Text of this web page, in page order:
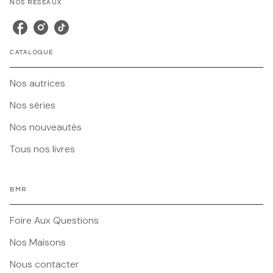
NOS RÉSEAUX
CATALOGUE
Nos autrices
Nos séries
Nos nouveautés
Tous nos livres
BMR
Foire Aux Questions
Nos Maisons
Nous contacter